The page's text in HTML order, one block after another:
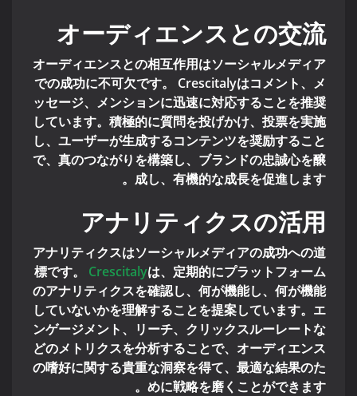
オーディエンスとの交流
オーディエンスとの相互作用はソーシャルメディア
での成功に不可欠です。 Crescitalyはコメント、メ
ッセージ、メンションに迅速に対応することを推奨
しています。積極的に質問を投げかけ、投票を実施
し、ユーザーが生成するコンテンツを奨励すること
で、真のつながりを構築し、ブランドの忠誠心を醸
成し、有機的な成長を促進します。
アナリティクスの活用
アナリティクスはソーシャルメディアの成功への道
標です。 Crescitalyは、定期的にプラットフォーム
のアナリティクスを確認し、何が機能し、何が機能
していないかを理解することを提案しています。エ
ンゲージメント、リーチ、クリックスルーレートな
どのメトリクスを分析することで、オーディエンス
の嗜好に関する貴重な洞察を得て、最適な結果のた
めに戦略を磨くことができます。